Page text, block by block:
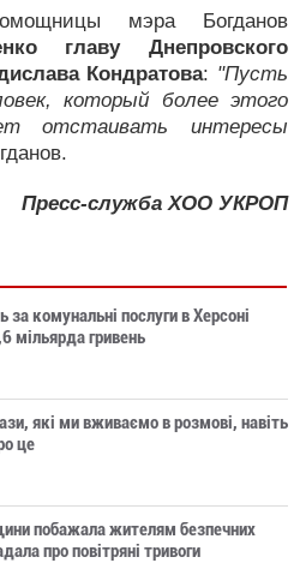
мэра Богданов
главу Днепровского
Кондратова: "Пусть
который более этого
отстаивать интересы
Пресс-служба ХОО УКРОП
за комунальні послуги в Херсоні
мільярда гривень
які ми вживаємо в розмові, навіть
це
побажала жителям безпечних
про повітряні тривоги